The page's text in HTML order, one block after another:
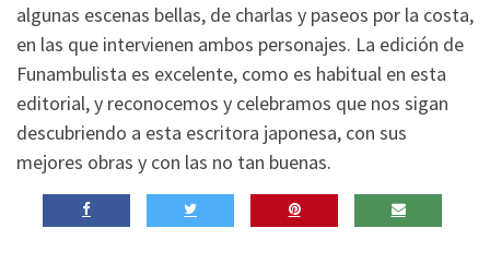
algunas escenas bellas, de charlas y paseos por la costa,
en las que intervienen ambos personajes. La edición de
Funambulista es excelente, como es habitual en esta
editorial, y reconocemos y celebramos que nos sigan
descubriendo a esta escritora japonesa, con sus
mejores obras y con las no tan buenas.